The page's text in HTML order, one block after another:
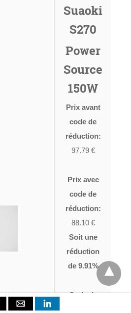
Suaoki
S270
Power
Source
150W
Prix avant
code de
réduction:
97.79 €
Prix avec
code de
réduction:
88.10 €
Soit une
réduction
de 9.91%
Code de